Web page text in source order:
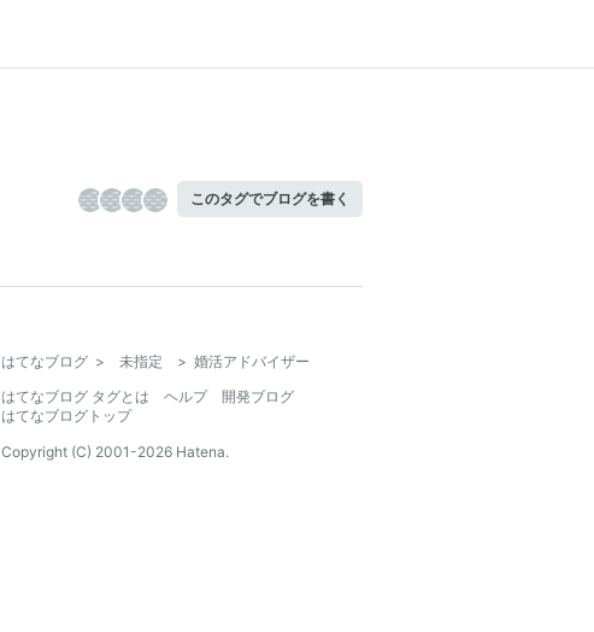
このタグでブログを書く
はてなブログ > 未指定 > 婚活アドバイザー
はてなブログ タグとは
ヘルプ
開発ブログ
はてなブログトップ
Copyright (C) 2001-2026 Hatena.